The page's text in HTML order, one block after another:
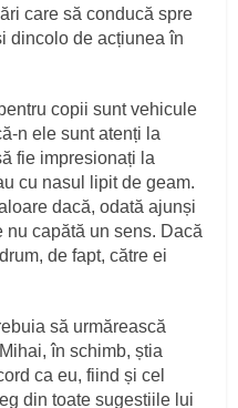
care să conducă spre
dincolo de acțiunea în
copii sunt vehicule
n ele sunt atenți la
fie impresionați la
cu nasul lipit de geam.
dacă, odată ajunși
nu capătă un sens. Dacă
de fapt, către ei
să urmărească
în schimb, știa
ca eu, fiind și cel
din toate sugestiile lui